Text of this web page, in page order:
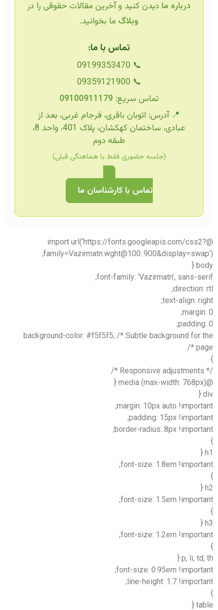
درباره ما دیدن کنید و آخرین مقالات حقوقی را در
وبلاگ ما بخوانید.
تماس با ما:
📞 09199353470
📞 09359121900
تماس سریع: 09100911179
📍 آدرس: اتوبان باقری، فرجام غربی، بعد از
عبادی، ساختمان کهکشان، پلاک 401، واحد 8،
طبقه دوم
(جلسه حضوری فقط با هماهنگی قبلی)
تماس با کارشناسان ما
@import url(‘https://fonts.googleapis.com/css2?
family=Vazirmatn:wght@100..900&display=swap’);
body {
font-family: ‘Vazirmatn’, sans-serif;
direction: rtl;
text-align: right;
margin: 0;
padding: 0;
background-color: #f5f5f5; /* Subtle background for the
page */
}
/* Responsive adjustments */
@media (max-width: 768px) {
div {
margin: 10px auto !important;
padding: 15px !important;
border-radius: 8px !important;
}
h1 {
font-size: 1.8em !important;
}
h2 {
font-size: 1.5em !important;
}
h3 {
font-size: 1.2em !important;
}
p, li, td, th {
font-size: 0.95em !important;
line-height: 1.7 !important;
}
table {